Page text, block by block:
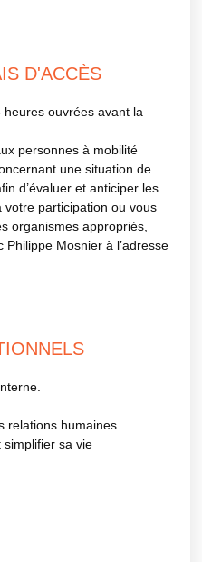
D'ACCÈS
heures ouvrées avant la
personnes à mobilité
une situation de
d’évaluer et anticiper les
participation ou vous
organismes appropriés,
Mosnier à l’adresse
relations humaines.
simplifier sa vie